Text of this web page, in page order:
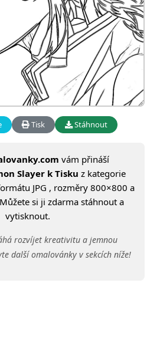
Tisk Stáhnout
vám přináší
Slayer k Tisku z kategorie
JPG , rozměry 800×800 a
si ji zdarma stáhnout a
vytisknout.
rozvíjet kreativitu a jemnou
další omalovánky v sekcích níže!